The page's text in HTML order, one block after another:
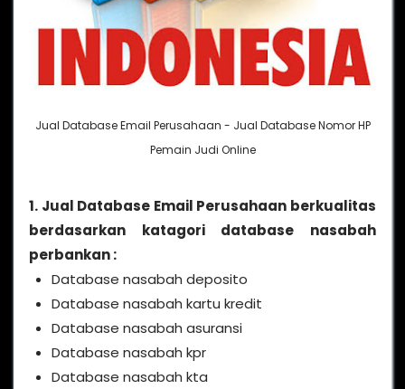
Jual Database Email Perusahaan - Jual Database Nomor HP
Pemain Judi Online
1. Jual Database Email Perusahaan berkualitas
berdasarkan katagori database nasabah
perbankan :
Database nasabah deposito
Database nasabah kartu kredit
Database nasabah asuransi
Database nasabah kpr
Database nasabah kta